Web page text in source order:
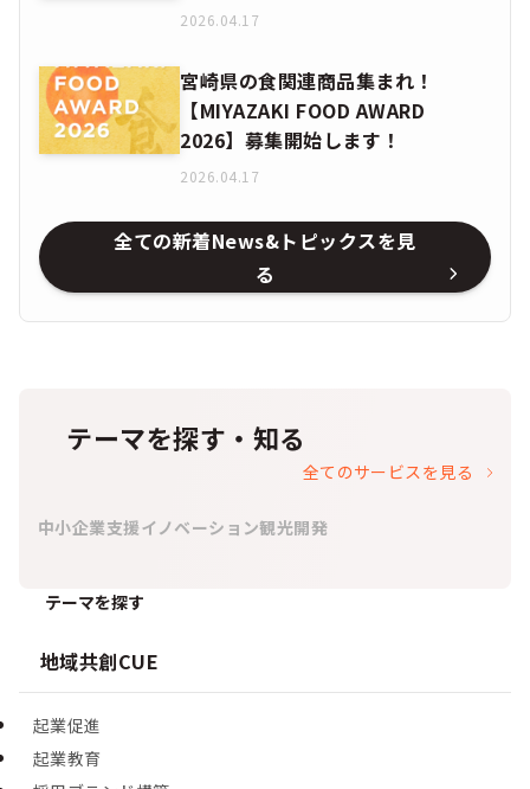
テーマを探す
地域共創CUE
起業促進
起業教育
2026.04.17
宮崎県の食関連商品集まれ！
【MIYAZAKI FOOD AWARD
2026】募集開始します！
2026.04.17
全ての新着News&トピックスを見
る
テーマを探す・知る
全てのサービスを見る
中小企業支援イノベーション観光開発